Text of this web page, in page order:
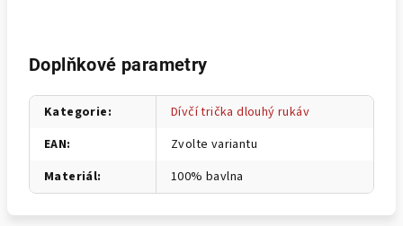
Doplňkové parametry
Kategorie:
Dívčí trička dlouhý rukáv
EAN:
Zvolte variantu
Materiál: 100% bavlna